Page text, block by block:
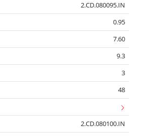
2.CD.080095.IN
0.95
7.60
9.3
3
48
2.CD.080100.IN